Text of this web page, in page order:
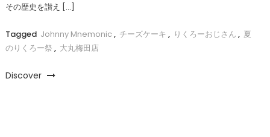
その歴史を讃え […]
Tagged Johnny Mnemonic , チーズケーキ , りくろーおじさん , 夏
のりくろー祭 , 大丸梅田店
Discover